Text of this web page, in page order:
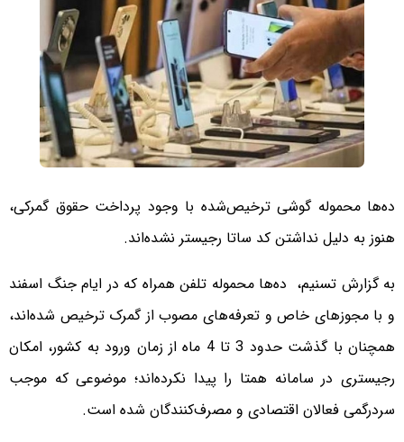
ده‌ها محموله گوشی ترخیص‌شده با وجود پرداخت حقوق گمرکی،
هنوز به دلیل نداشتن کد ساتا رجیستر نشده‌اند.
به گزارش تسنیم، ده‌ها محموله تلفن همراه که در ایام جنگ اسفند
و با مجوزهای خاص و تعرفه‌های مصوب از گمرک ترخیص شده‌اند،
همچنان با گذشت حدود 3 تا 4 ماه از زمان ورود به کشور، امکان
رجیستری در سامانه همتا را پیدا نکرده‌اند؛ موضوعی که موجب
سردرگمی فعالان اقتصادی و مصرف‌کنندگان شده است.